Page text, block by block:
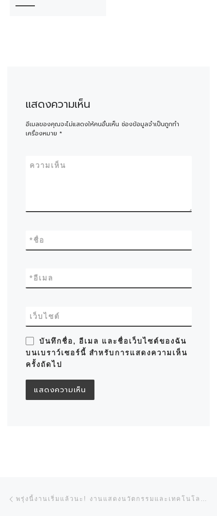
แสดงความเห็น
อีเมลของคุณจะไม่แสดงให้คนอื่นเห็น ช่องข้อมูลจำเป็นถูกทำ
เครื่องหมาย *
ความเห็น
ชื่อ
*
อีเมล
*
เว็บไซต์
บันทึกชื่อ, อีเมล และชื่อเว็บไซต์ของฉัน
บนเบราว์เซอร์นี้ สำหรับการแสดงความเห็น
ครั้งถัดไป
การนำทางของเรื่อง พรุ่งนี้งานเริ่มแล้วนะ! งานแสดงนวัตกรรมและเทคโนโลยีด้านการพิมพ์และสื่อสิ่งพิมพ์ที่ยิ่งใหญ่ที่สุดในโลก!